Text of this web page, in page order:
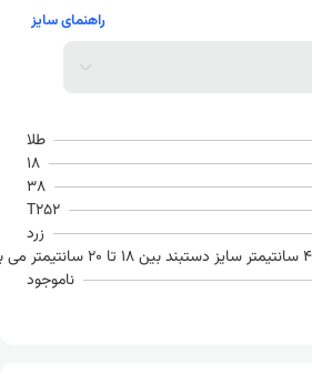
راهنمای سایز
طلا
18
38
T252
زرد
ناموجود